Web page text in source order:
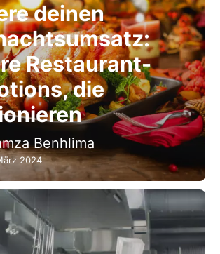
deinen
Restaurant-
die
Benhlima
2024